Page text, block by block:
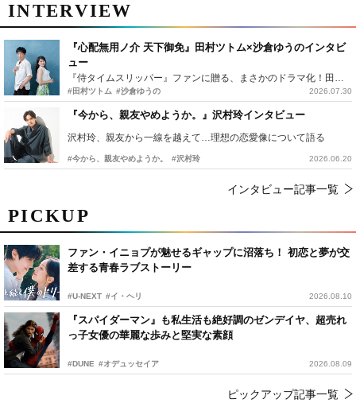
PICKUP
ファン・イニョプが魅せるギャップに沼落ち！ 初恋と夢が交
差する青春ラブストーリー
#U-NEXT #イ・ヘリ 2026.08.10
『スパイダーマン』も私生活も絶好調のゼンデイヤ、超売れ
っ子女優の華麗な歩みと堅実な素顔
#DUNE #オデュッセイア 2026.08.09
ピックアップ記事一覧
INTERVIEW
『心配無用ノ介 天下御免』田村ツトム×沙倉ゆうのインタビ
ュー
『侍タイムスリッパー』ファンに贈る、まさかのドラマ化！田村ツトム×沙倉ゆうのが語る『心配無用ノ介』撮影秘話
#田村ツトム #沙倉ゆうの 2026.07.30
『今から、親友やめようか。』沢村玲インタビュー
沢村玲、親友から一線を越えて…理想の恋愛像について語る
#今から、親友やめようか。 #沢村玲 2026.06.20
インタビュー記事一覧